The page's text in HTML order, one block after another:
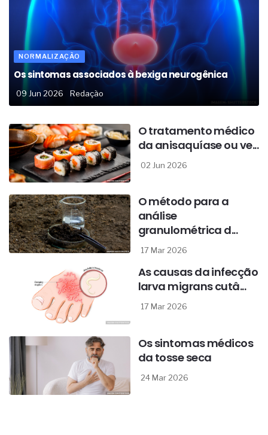
NORMALIZAÇÃO
Os sintomas associados à bexiga neurogênica
09 Jun 2026 Redação
O tratamento médico
da anisaquíase ou ve...
02 Jun 2026
O método para a
análise
granulométrica d...
17 Mar 2026
As causas da infecção
larva migrans cutâ...
17 Mar 2026
Os sintomas médicos
da tosse seca
24 Mar 2026